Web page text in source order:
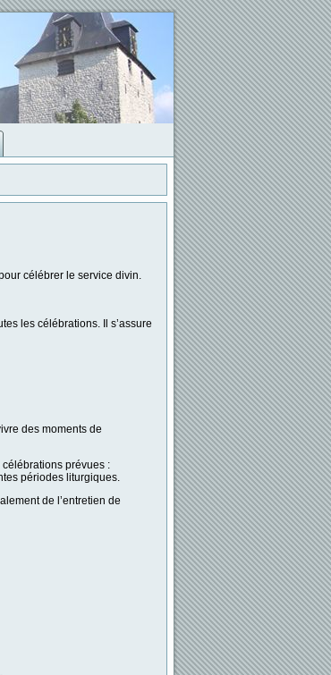
célébrer le service divin.
les célébrations. Il s’assure
des moments de
prévues :
périodes liturgiques.
de l’entretien de